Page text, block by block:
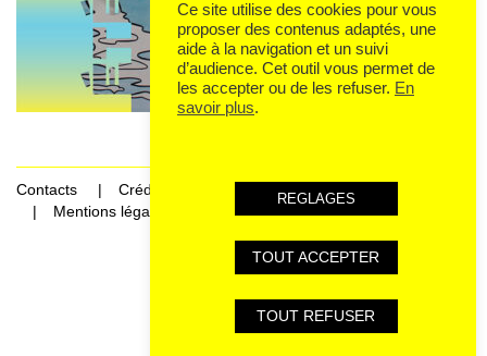
Contacts
Crédits
Mentions légales et données personnelles
Ce site utilise des cookies pour vous
proposer des contenus adaptés, une
aide à la navigation et un suivi
d’audience. Cet outil vous permet de
les accepter ou de les refuser. En
savoir plus.
REGLAGES
TOUT ACCEPTER
TOUT REFUSER